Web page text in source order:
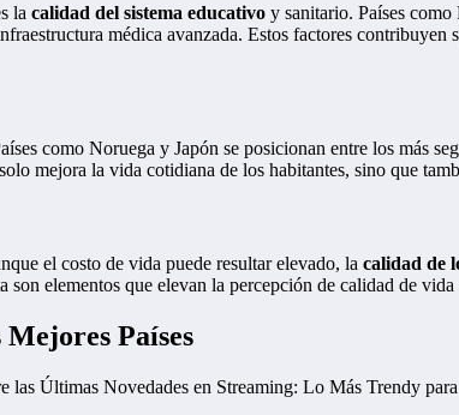
la calidad del sistema educativo y sanitario. Países
médica avanzada. Estos factores
como Noruega y Japón se posicionan entre los más
mejora la vida cotidiana de los habitantes, sino que
el costo de vida puede resultar elevado, la calidad de
elementos que elevan la percepción de calidad de vida
Países
las Últimas Novedades en Streaming: Lo Más Trendy